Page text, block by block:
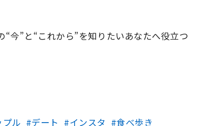
今”と“これから”を知りたいあなたへ役立つ
ル デート インスタ 食べ歩き